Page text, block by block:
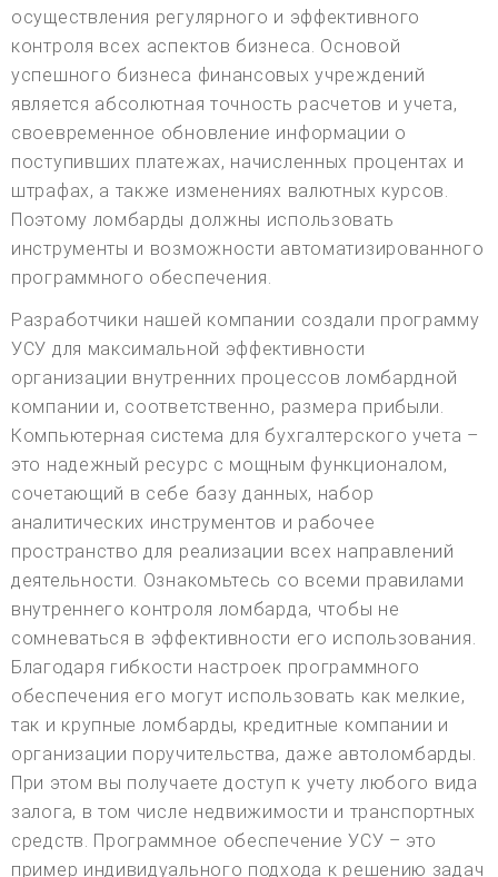
осуществления регулярного и эффективного
контроля всех аспектов бизнеса. Основой
успешного бизнеса финансовых учреждений
является абсолютная точность расчетов и учета,
своевременное обновление информации о
поступивших платежах, начисленных процентах и
штрафах, а также изменениях валютных курсов.
Поэтому ломбарды должны использовать
инструменты и возможности автоматизированного
программного обеспечения.
Разработчики нашей компании создали программу
УСУ для максимальной эффективности
организации внутренних процессов ломбардной
компании и, соответственно, размера прибыли.
Компьютерная система для бухгалтерского учета –
это надежный ресурс с мощным функционалом,
сочетающий в себе базу данных, набор
аналитических инструментов и рабочее
пространство для реализации всех направлений
деятельности. Ознакомьтесь со всеми правилами
внутреннего контроля ломбарда, чтобы не
сомневаться в эффективности его использования.
Благодаря гибкости настроек программного
обеспечения его могут использовать как мелкие,
так и крупные ломбарды, кредитные компании и
организации поручительства, даже автоломбарды.
При этом вы получаете доступ к учету любого вида
залога, в том числе недвижимости и транспортных
средств. Программное обеспечение УСУ – это
пример индивидуального подхода к решению задач